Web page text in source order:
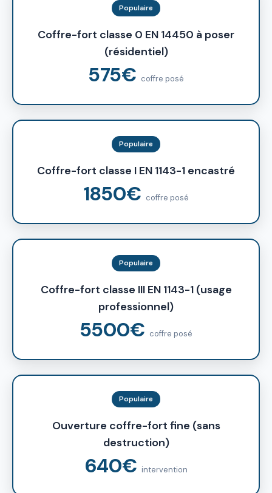
Populaire
Coffre-fort classe 0 EN 14450 à poser
(résidentiel)
575€ coffre posé
Populaire
Coffre-fort classe I EN 1143-1 encastré
1850€ coffre posé
Populaire
Coffre-fort classe III EN 1143-1 (usage
professionnel)
5500€ coffre posé
Populaire
Ouverture coffre-fort fine (sans
destruction)
640€ intervention